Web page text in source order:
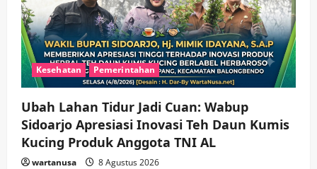
Kesehatan Pemerintahan
Ubah Lahan Tidur Jadi Cuan: Wabup
Sidoarjo Apresiasi Inovasi Teh Daun Kumis
Kucing Produk Anggota TNI AL
wartanusa 8 Agustus 2026